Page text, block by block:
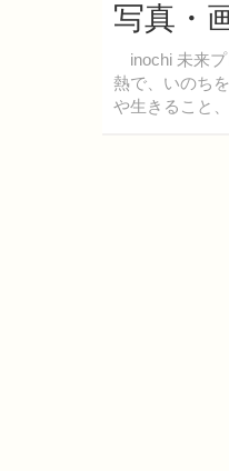
写真・
inochi 未来プ
熱で、いのち
や生きること